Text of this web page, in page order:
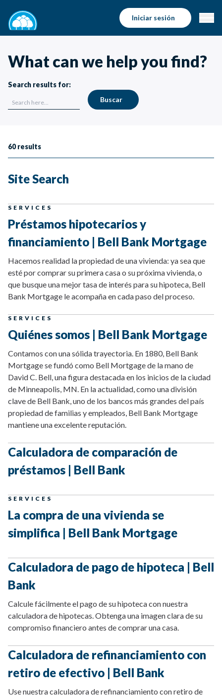
Iniciar sesión
What can we help you find?
Search results for:
Buscar
Search Results
60 results
Site Search
SERVICES
Préstamos hipotecarios y
financiamiento | Bell Bank Mortgage
Hacemos realidad la propiedad de una vivienda: ya sea que
esté por comprar su primera casa o su próxima vivienda, o
que busque una mejor tasa de interés para su hipoteca, Bell
Bank Mortgage le acompaña en cada paso del proceso.
SERVICES
Quiénes somos | Bell Bank Mortgage
Contamos con una sólida trayectoria. En 1880, Bell Bank
Mortgage se fundó como Bell Mortgage de la mano de
David C. Bell, una figura destacada en los inicios de la ciudad
de Minneapolis, MN. En la actualidad, como una división
clave de Bell Bank, uno de los bancos más grandes del país
propiedad de familias y empleados, Bell Bank Mortgage
mantiene una excelente reputación.
Calculadora de comparación de
préstamos | Bell Bank
SERVICES
La compra de una vivienda se
simplifica | Bell Bank Mortgage
Calculadora de pago de hipoteca | Bell
Bank
Calcule fácilmente el pago de su hipoteca con nuestra
calculadora de hipotecas. Obtenga una imagen clara de su
compromiso financiero antes de comprar una casa.
Calculadora de refinanciamiento con
retiro de efectivo | Bell Bank
Use nuestra calculadora de refinanciamiento con retiro de